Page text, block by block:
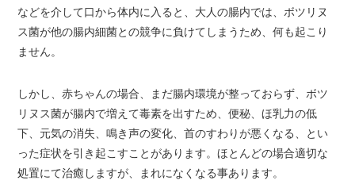
などを介して口から体内に入ると、大人の腸内では、ボツリヌ
ス菌が他の腸内細菌との競争に負けてしまうため、何も起こり
ません。
しかし、赤ちゃんの場合、まだ腸内環境が整っておらず、ボツ
リヌス菌が腸内で増えて毒素を出すため、便秘、ほ乳力の低
下、元気の消失、鳴き声の変化、首のすわりが悪くなる、とい
った症状を引き起こすことがあります。ほとんどの場合適切な
処置にて治癒しますが、まれになくなる事あります。